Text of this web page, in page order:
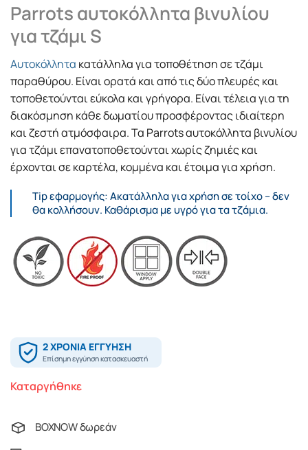
Parrots αυτοκόλλητα βινυλίου
για τζάμι S
Αυτοκόλλητα κατάλληλα για τοποθέτηση σε τζάμι
παραθύρου. Είναι ορατά και από τις δύο πλευρές και
τοποθετούνται εύκολα και γρήγορα. Είναι τέλεια για τη
διακόσμηση κάθε δωματίου προσφέροντας ιδιαίτερη
και ζεστή ατμόσφαιρα. Τα Parrots αυτοκόλλητα βινυλίου
για τζάμι επανατοποθετούνται χωρίς ζημιές και
έρχονται σε καρτέλα, κομμένα και έτοιμα για χρήση.
Tip εφαρμογής: Ακατάλληλα για χρήση σε τοίχο – δεν
θα κολλήσουν. Καθάρισμα με υγρό για τα τζάμια.
Καταργήθηκε
BOXNOW δωρεάν